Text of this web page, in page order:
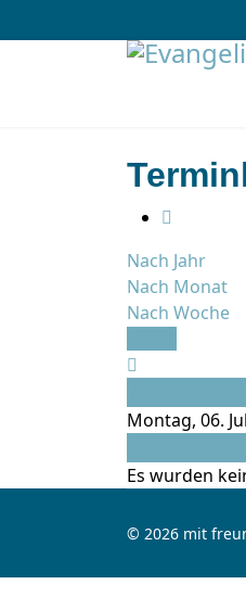
Nach Jahr
Nach Monat
Nach Woche
Montag, 06.
Es wurden
© 2026 mit